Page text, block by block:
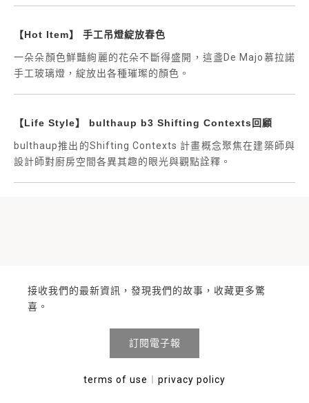
【Hot Item】 手工吊燈綻放春色
一朵朵顏色鮮豔絢麗的花朵不斷得盛開，這盞De Majo慕拉諾
手工玻璃燈，綻放出各種璀璨的顏色。
【Life Style】 bulthaup b3 Shifting Contexts回顧
bulthaup推出的Shifting Contexts 計畫概念聚焦在建築師與
設計師對廚房空間各異其趣的眼光與觀點詮釋。
接收我們的最新資訊，發現我們的故事，收藏更多驚
喜。
訂閱電子報
terms of use privacy policy